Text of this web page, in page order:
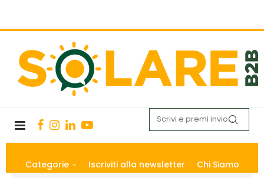
Categorie Iscriviti alla newsletter Chi Siamo